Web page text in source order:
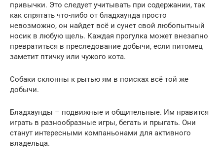
привычки. Это следует учитывать при содержании, так
как спрятать что-либо от бладхаунда просто
невозможно, он найдет всё и сунет свой любопытный
носик в любую щель. Каждая прогулка может внезапно
превратиться в преследование добычи, если питомец
заметит птичку или чужого кота.
Собаки склонны к рытью ям в поисках всё той же
добычи.
Бладхаунды – подвижные и общительные. Им нравится
играть в разнообразные игры, бегать и прыгать. Они
станут интересными компаньонами для активного
владельца.